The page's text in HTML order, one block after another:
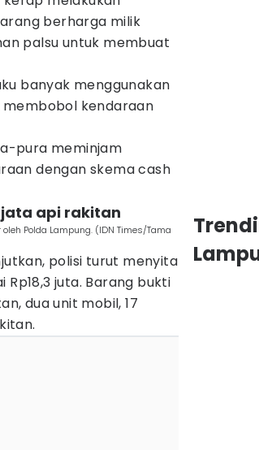
berharga milik
palsu untuk membuat
banyak menggunakan
kendaraan
pura meminjam
dengan skema cash
api rakitan
Polda Lampung. (IDN Times/Tama
polisi turut menyita
juta. Barang bukti
dua unit mobil, 17